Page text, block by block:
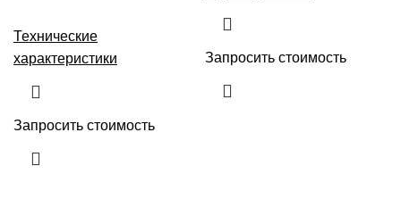
Технические
характеристики
Запросить стоимость
Запросить стоимость